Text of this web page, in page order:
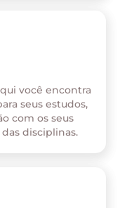
você encontra
seus estudos,
com os seus
disciplinas.